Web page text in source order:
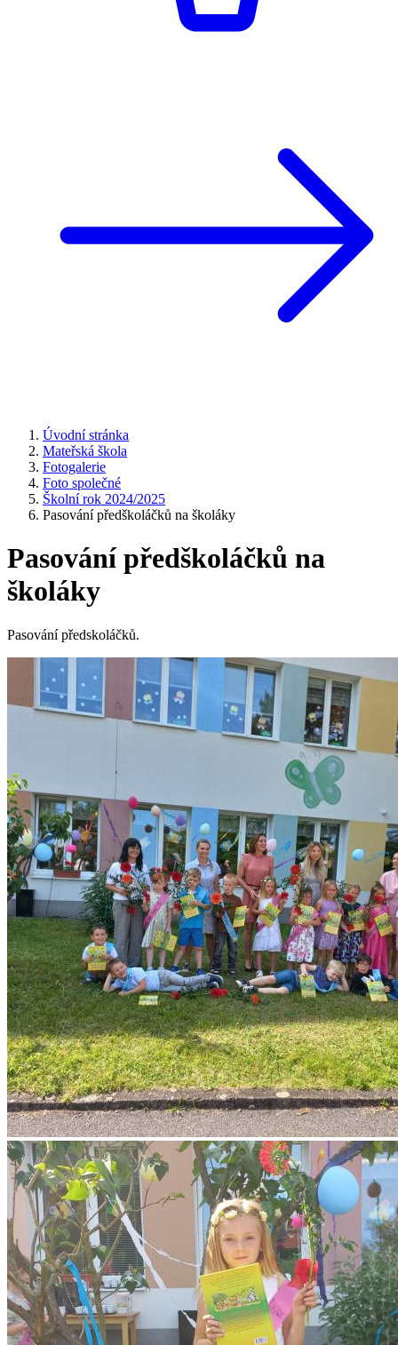
Úvodní stránka
Mateřská škola
Fotogalerie
Foto společné
Školní rok 2024/2025
Pasování předškoláčků na školáky
Pasování předškoláčků na
školáky
Pasování předskoláčků.